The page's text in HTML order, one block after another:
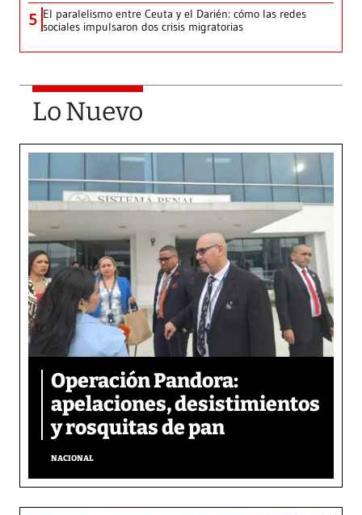
5 El paralelismo entre Ceuta y el Darién: cómo las redes
sociales impulsaron dos crisis migratorias
Lo Nuevo
Operación Pandora:
apelaciones, desistimientos
y rosquitas de pan
NACIONAL